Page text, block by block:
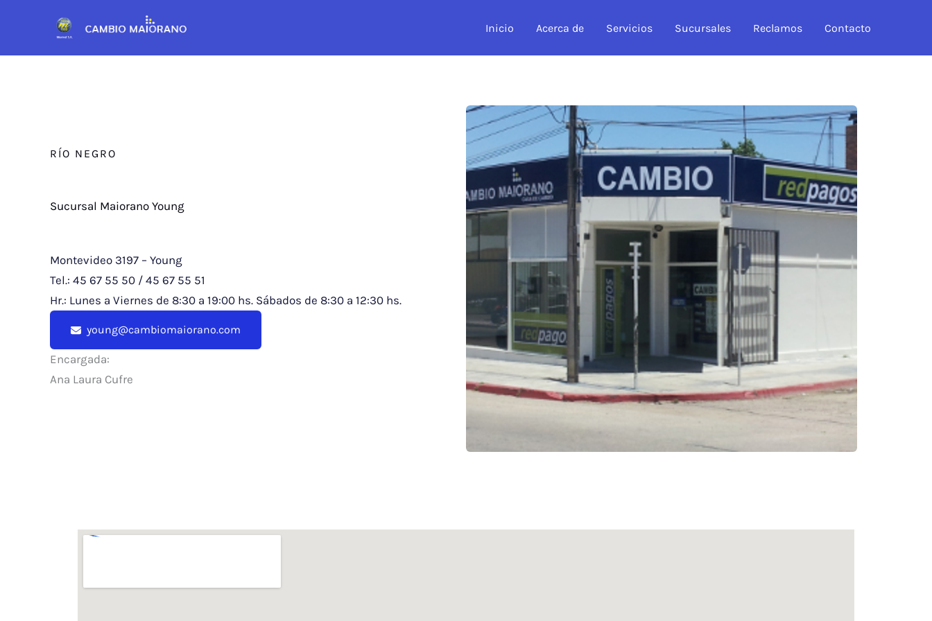
Inicio Acerca de Servicios Sucursales Reclamos Contacto
RÍO NEGRO
Sucursal Maiorano Young
Montevideo 3197 – Young
Tel.: 45 67 55 50 / 45 67 55 51
Hr.: Lunes a Viernes de 8:30 a 19:00 hs. Sábados de 8:30 a 12:30 hs.
young@cambiomaiorano.com
Encargada:
Ana Laura Cufre